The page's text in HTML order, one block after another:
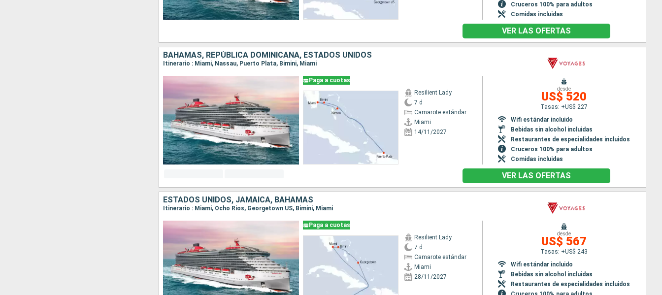
Cruceros 100% para adultos
Comidas incluidas
VER LAS OFERTAS
BAHAMAS, REPÚBLICA DOMINICANA, ESTADOS UNIDOS
Itinerario : Miami, Nassau, Puerto Plata, Bimini, Miami
Paga a cuotas
Resilient Lady
7 d
Camarote estándar
Miami
14/11/2027
desde
US$ 520
Tasas: +US$ 227
Wifi estándar incluido
Bebidas sin alcohol incluidas
Restaurantes de especialidades incluidos
Cruceros 100% para adultos
Comidas incluidas
VER LAS OFERTAS
ESTADOS UNIDOS, JAMAICA, BAHAMAS
Itinerario : Miami, Ocho Rios, Georgetown US, Bimini, Miami
Paga a cuotas
Resilient Lady
7 d
Camarote estándar
Miami
28/11/2027
desde
US$ 567
Tasas: +US$ 243
Wifi estándar incluido
Bebidas sin alcohol incluidas
Restaurantes de especialidades incluidos